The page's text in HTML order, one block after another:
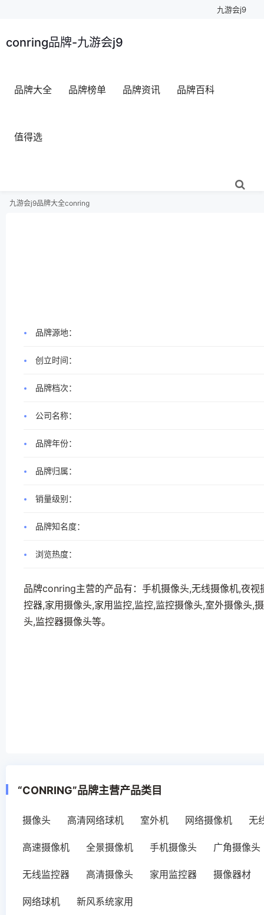
九游会j9
conring品牌-九游会j9
品牌大全 品牌榜单 品牌资讯 品牌百科
值得选
九游会j9品牌大全conring
品牌源地：
创立时间：
品牌档次：
公司名称：
品牌年份：
品牌归属：
销量级别：
品牌知名度：
浏览热度：
品牌conring主营的产品有：手机摄像头,无线摄像机,夜
控器,家用摄像头,家用监控,监控,监控摄像头,室外摄像头,
头,监控器摄像头等。
“CONRING”品牌主营产品类目
摄像头 高清网络球机 室外机 网络摄像机 无
高速摄像机 全景摄像机 手机摄像头 广角摄像头
无线监控器 高清摄像头 家用监控器 摄像器材
网络球机 新风系统家用